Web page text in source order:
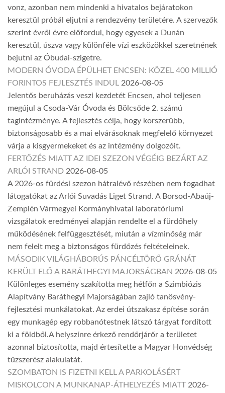
vonz, azonban nem mindenki a hivatalos bejáratokon
keresztül próbál eljutni a rendezvény területére. A szervezők
szerint évről évre előfordul, hogy egyesek a Dunán
keresztül, úszva vagy különféle vízi eszközökkel szeretnének
bejutni az Óbudai-szigetre.
MODERN ÓVODA ÉPÜLHET ENCSEN: KÖZEL 400 MILLIÓ
FORINTOS FEJLESZTÉS INDUL 2026-08-05
Jelentős beruházás veszi kezdetét Encsen, ahol teljesen
megújul a Csoda-Vár Óvoda és Bölcsőde 2. számú
tagintézménye. A fejlesztés célja, hogy korszerűbb,
biztonságosabb és a mai elvárásoknak megfelelő környezet
várja a kisgyermekeket és az intézmény dolgozóit.
FERTŐZÉS MIATT AZ IDEI SZEZON VÉGÉIG BEZÁRT AZ
ARLÓI STRAND 2026-08-05
A 2026-os fürdési szezon hátralévő részében nem fogadhat
látogatókat az Arlói Suvadás Liget Strand. A Borsod-Abaúj-
Zemplén Vármegyei Kormányhivatal laboratóriumi
vizsgálatok eredményei alapján rendelte el a fürdőhely
működésének felfüggesztését, miután a vízminőség már
nem felelt meg a biztonságos fürdőzés feltételeinek.
MÁSODIK VILÁGHÁBORÚS PÁNCÉLTÖRŐ GRÁNÁT
KERÜLT ELŐ A BARÁTHEGYI MAJORSÁGBAN 2026-08-05
Különleges esemény szakította meg hétfőn a Szimbiózis
Alapítvány Baráthegyi Majorságában zajló tanösvény-
fejlesztési munkálatokat. Az erdei útszakasz építése során
egy munkagép egy robbanótestnek látszó tárgyat fordított
ki a földből.A helyszínre érkező rendőrjárőr a területet
azonnal biztosította, majd értesítette a Magyar Honvédség
tűzszerész alakulatát.
SZOMBATON IS FIZETNI KELL A PARKOLÁSÉRT
MISKOLCON A MUNKANAP-ÁTHELYEZÉS MIATT 2026-